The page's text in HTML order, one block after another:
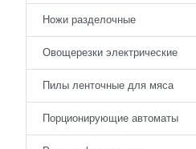
Ножи разделочные
Овощерезки электрические
Пилы ленточные для мяса
Порционирующие автоматы